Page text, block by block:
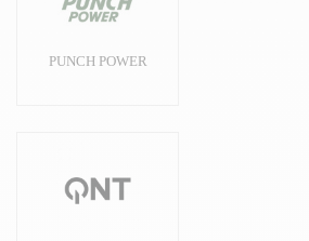
PUNCH POWER